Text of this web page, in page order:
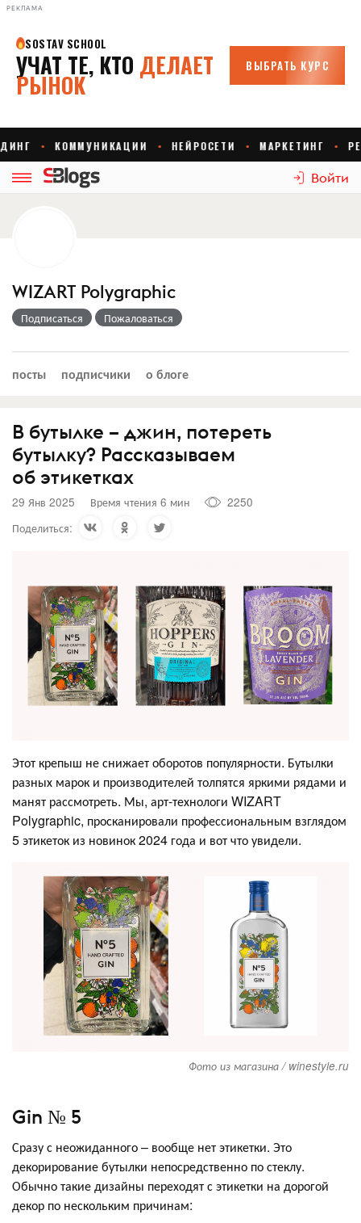
РЕКЛАМА
Войти
WIZART Polygraphic
Подписаться Пожаловаться
посты подписчики о блоге
В бутылке – джин, потереть
бутылку? Рассказываем
об этикетках
29 Янв 2025 Время чтения 6 мин
2250
Поделиться:
Этот крепыш не снижает оборотов популярности. Бутылки
разных марок и производителей толпятся яркими рядами и
манят рассмотреть. Мы, арт-технологи WIZART
Polygraphic, просканировали профессиональным взглядом
5 этикеток из новинок 2024 года и вот что увидели.
Фото из магазина / winestyle.ru
Gin № 5
Сразу с неожиданного – вообще нет этикетки. Это
декорирование бутылки непосредственно по стеклу.
Обычно такие дизайны переходят с этикетки на дорогой
декор по нескольким причинам: